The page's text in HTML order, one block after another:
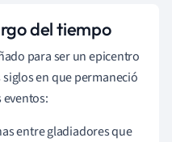
del tiempo
para ser un epicentro
en que permaneció
eventos:
entre gladiadores que